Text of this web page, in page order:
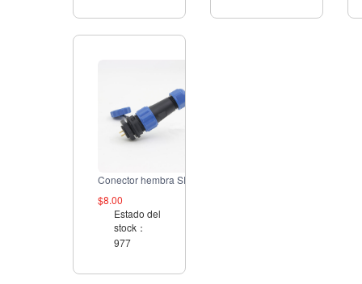
$8.00
Estado del
stock：
977